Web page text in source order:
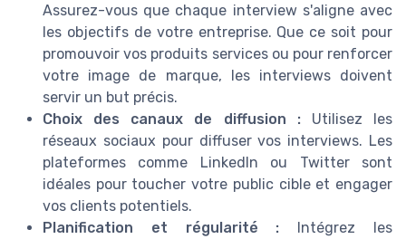
Assurez-vous que chaque interview s'aligne avec
les objectifs de votre entreprise. Que ce soit pour
promouvoir vos produits services ou pour renforcer
votre image de marque, les interviews doivent
servir un but précis.
Choix des canaux de diffusion :Utilisez les
réseaux sociaux pour diffuser vos interviews. Les
plateformes comme LinkedIn ou Twitter sont
idéales pour toucher votre public cible et engager
vos clients potentiels.
Planification et régularité : Intégrez les